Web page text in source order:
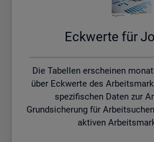
Eck­wer­te für
Die Tabellen erscheinen
über Eckwerte des
spezifischen Daten zur
Grundsicherung für
aktiven